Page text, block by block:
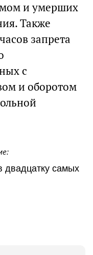
и умерших
Также
запрета
с
и оборотом
двадцатку самых